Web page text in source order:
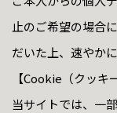
止のご希望の場合
だいた上、速やか
【Cookie（クッキ
当サイトでは、一